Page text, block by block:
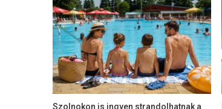
Szolnokon is ingyen strandolhatnak a